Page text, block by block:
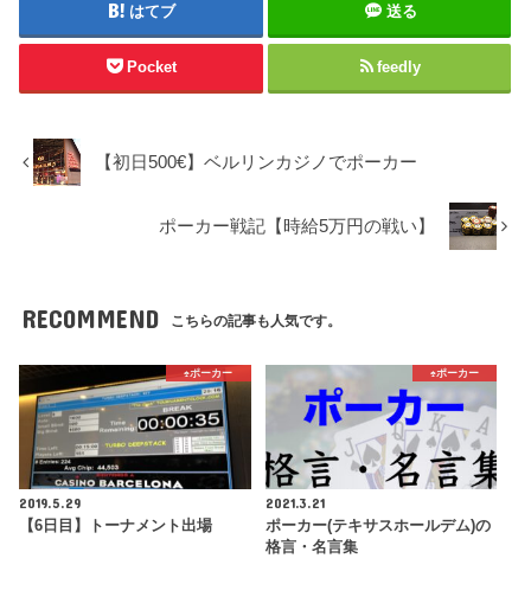
はてブ 送る
Pocket feedly
【初日500€】ベルリンカジノでポーカー
ポーカー戦記【時給5万円の戦い】
RECOMMEND こちらの記事も人気です。
♠️ポーカー
2019.5.29
【6日目】トーナメント出場
♠️ポーカー
2021.3.21
ポーカー(テキサスホールデム)の
格言・名言集